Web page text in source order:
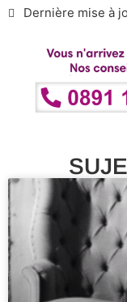
Dernière mise à